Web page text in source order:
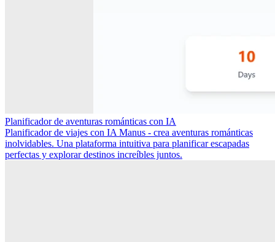
Planificador de aventuras románticas con IA
Planificador de viajes con IA Manus - crea aventuras románticas
inolvidables. Una plataforma intuitiva para planificar escapadas
perfectas y explorar destinos increíbles juntos.